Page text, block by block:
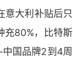
意大利补贴后只
充80%，比特斯
国品牌2到4周